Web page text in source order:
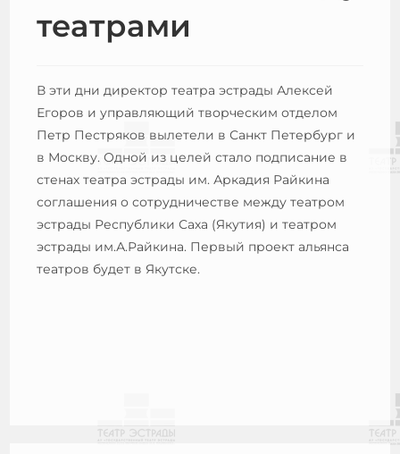
театрами
В эти дни директор театра эстрады Алексей
Егоров и управляющий творческим отделом
Петр Пестряков вылетели в Санкт Петербург и
в Москву. Одной из целей стало подписание в
стенах театра эстрады им. Аркадия Райкина
соглашения о сотрудничестве между театром
эстрады Республики Саха (Якутия) и театром
эстрады им.А.Райкина. Первый проект альянса
театров будет в Якутске.